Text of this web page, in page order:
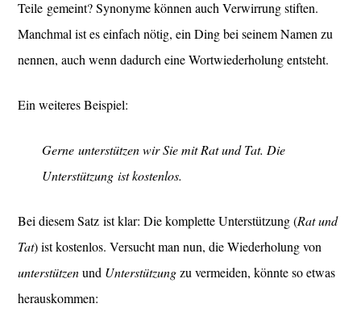
Teile gemeint? Synonyme können auch Verwirrung stiften.
Manchmal ist es einfach nötig, ein Ding bei seinem Namen zu
nennen, auch wenn dadurch eine Wortwiederholung entsteht.
Ein weiteres Beispiel:
Gerne unterstützen wir Sie mit Rat und Tat. Die
Unterstützung ist kostenlos.
Bei diesem Satz ist klar: Die komplette Unterstützung (Rat und
Tat) ist kostenlos. Versucht man nun, die Wiederholung von
unterstützenund Unterstützungzu vermeiden, könnte so etwas
herauskommen: